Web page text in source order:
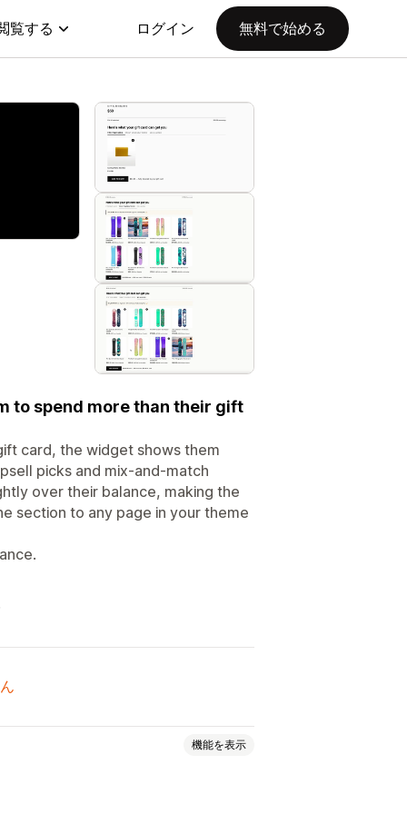
覧する ログイン 無料で始める
to spend more than their gift
card, the widget shows them
picks and mix-and-match
over their balance, making the
section to any page in your theme
機能を表示